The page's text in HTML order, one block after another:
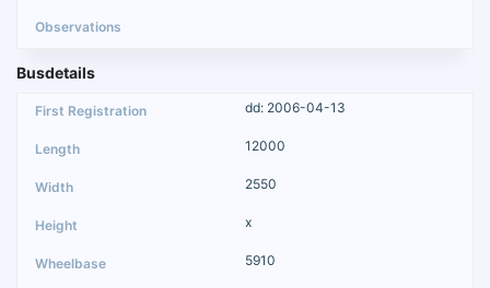
Busdetails
dd: 2006-04-13
12000
2550
x
5910